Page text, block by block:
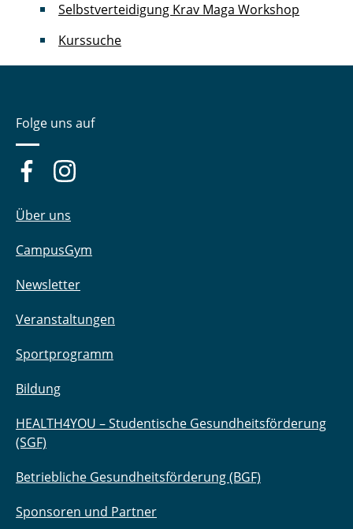
Selbstverteidigung Krav Maga Workshop
Kurssuche
Folge uns auf
Über uns
CampusGym
Newsletter
Veranstaltungen
Sportprogramm
Bildung
HEALTH4YOU – Studentische Gesundheitsförderung
(SGF)
Betriebliche Gesundheitsförderung (BGF)
Sponsoren und Partner